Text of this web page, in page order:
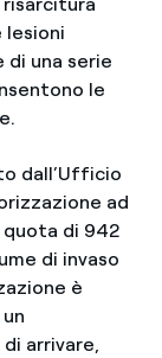
lesioni
di una serie
le
dall’Ufficio
ad
quota di 942
di invaso
è
arrivare,